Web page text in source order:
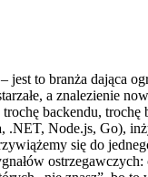
to branża dająca
a znalezienie
backendu,
Node.js, Go),
się do